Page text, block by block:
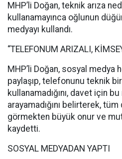
MHP’li Doğan, teknik arıza
kullanamayınca oğlunun
medyayı kullandı.
“TELEFONUM ARIZALI,
MHP’li Doğan, sosyal medya
paylaşıp, telefonunu teknik
kullanamadığını, davet için
arayamadığını belirterek,
görmekten büyük onur ve
kaydetti.
SOSYAL MEDYADAN YAPTI